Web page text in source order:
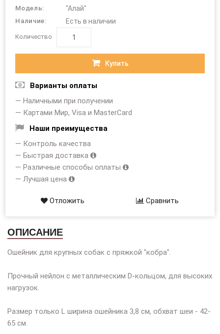
Модель: "Алай"
Наличие: Есть в наличии
Количество
Купить
Варианты оплаты
— Наличными при получении
— Картами Мир, Visa и MasterCard
Наши преимущества
— Контроль качества
— Быстрая доставка
— Различные способы оплаты
— Лучшая цена
Отложить Сравнить
ОПИСАНИЕ
Ошейник для крупных собак с пряжкой "кобра".
Прочный нейлон с металлическим D-кольцом, для высоких
нагрузок.
Размер только L ширина ошейника 3,8 см, обхват шеи - 42-
65 см.